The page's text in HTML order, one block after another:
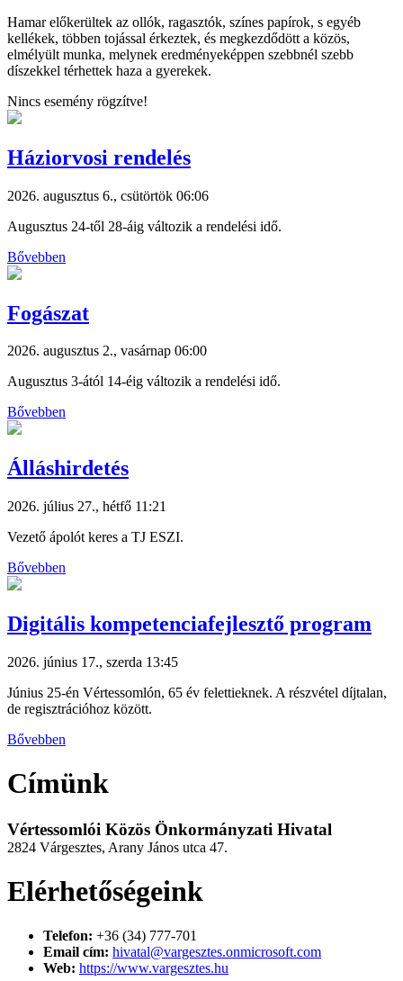
Hamar előkerültek az ollók, ragasztók, színes papírok, s egyéb
kellékek, többen tojással érkeztek, és megkezdődött a közös,
elmélyült munka, melynek eredményeképpen szebbnél szebb
díszekkel térhettek haza a gyerekek.
Nincs esemény rögzítve!
Háziorvosi rendelés
2026. augusztus 6., csütörtök 06:06
Augusztus 24-től 28-áig változik a rendelési idő.
Bővebben
Fogászat
2026. augusztus 2., vasárnap 06:00
Augusztus 3-ától 14-éig változik a rendelési idő.
Bővebben
Álláshirdetés
2026. július 27., hétfő 11:21
Vezető ápolót keres a TJ ESZI.
Bővebben
Digitális kompetenciafejlesztő program
2026. június 17., szerda 13:45
Június 25-én Vértessomlón, 65 év felettieknek. A részvétel díjtalan,
de regisztrációhoz között.
Bővebben
Címünk
Vértessomlói Közös Önkormányzati Hivatal
2824 Várgesztes, Arany János utca 47.
Elérhetőségeink
Telefon: +36 (34) 777-701
Email cím: hivatal@vargesztes.onmicrosoft.com
Web: https://www.vargesztes.hu